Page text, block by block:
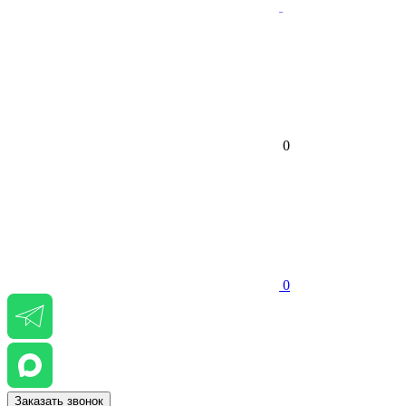
0
0
Заказать звонок